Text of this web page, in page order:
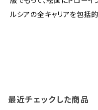
ルシアの全キャリアを包括
最近チェックした商品